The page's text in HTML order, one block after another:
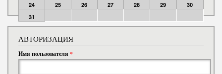
24
25 26 27 28 29
30
31
АВТОРИЗАЦИЯ
Имя пользователя *